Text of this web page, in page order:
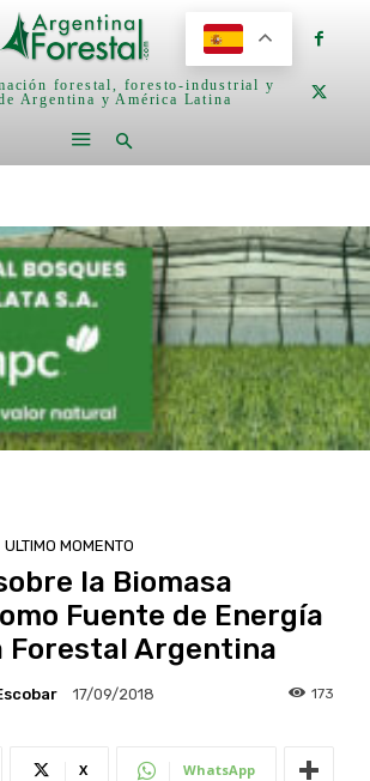
forestal, foresto-industrial y
Argentina y América Latina
ULTIMO MOMENTO
la Biomasa
Fuente de Energía
Forestal Argentina
17/09/2018 173
X WhatsApp